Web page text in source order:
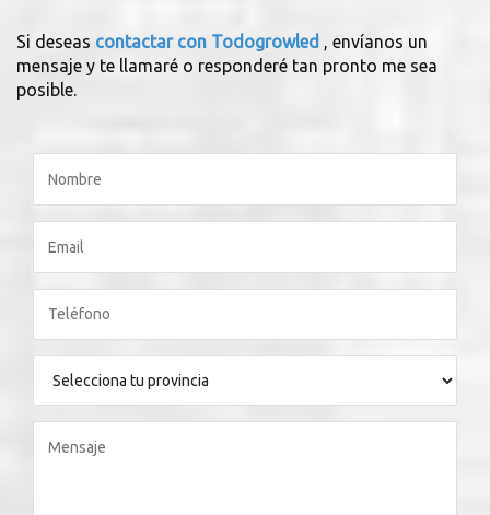
Si deseas contactar con Todogrowled , envíanos un
mensaje y te llamaré o responderé tan pronto me sea
posible.